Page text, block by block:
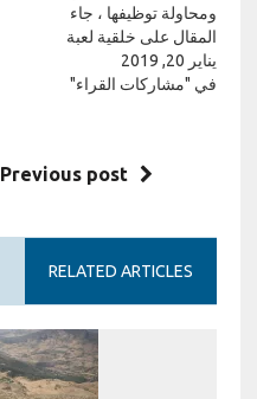
ومحاولة توظيفها ، جاء
المقال على خلقية لعبة
العراق ضد إيران في بطولة
أمم آسيا رياضة وسياسة
السجالات السياسية
يناير 20, 2019
في "مشاركات القراء"
Previous post
RELATED ARTICLES